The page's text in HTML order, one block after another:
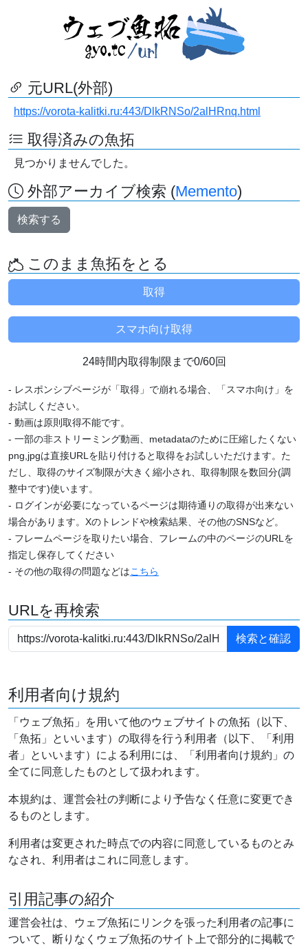
元URL(外部)
https://vorota-kalitki.ru:443/DlkRNSo/2alHRnq.html
取得済みの魚拓
見つかりませんでした。
外部アーカイブ検索 (Memento)
検索する
このまま魚拓をとる
24時間内取得制限まで0/60回
- レスポンシブページが「取得」で崩れる場合、「スマホ向け」を
お試しください。
- 動画は原則取得不能です。
- 一部の非ストリーミング動画、metadataのために圧縮したくない
png,jpgは直接URLを貼り付けると取得をお試しいただけます。た
だし、取得のサイズ制限が大きく縮小され、取得制限を数回分(調
整中です)使います。
- ログインが必要になっているページは期待通りの取得が出来ない
場合があります。Xのトレンドや検索結果、その他のSNSなど。
- フレームページを取りたい場合、フレームの中のページのURLを
指定し保存してください
- その他の取得の問題などはこちら
URLを再検索
利用者向け規約
「ウェブ魚拓」を用いて他のウェブサイトの魚拓（以下、
「魚拓」といいます）の取得を行う利用者（以下、「利用
者」といいます）による利用には、「利用者向け規約」の
全てに同意したものとして扱われます。
本規約は、運営会社の判断により予告なく任意に変更でき
るものとします。
利用者は変更された時点での内容に同意しているものとみ
なされ、利用者はこれに同意します。
引用記事の紹介
運営会社は、ウェブ魚拓にリンクを張った利用者の記事に
ついて、断りなくウェブ魚拓のサイト上で部分的に掲載で